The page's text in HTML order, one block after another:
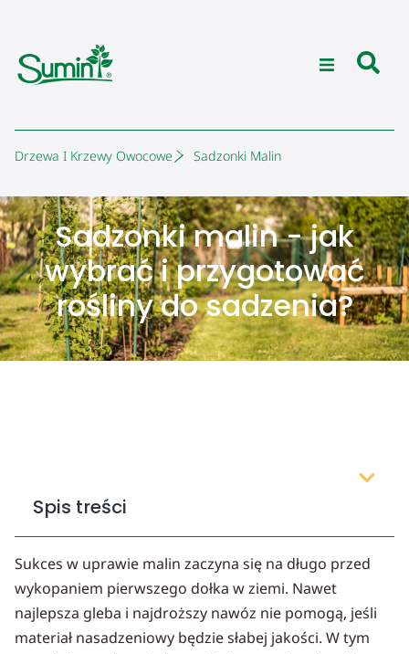
Drzewa I Krzewy Owocowe Sadzonki Malin
Sadzonki malin - jak
wybrać i przygotować
rośliny do sadzenia?
Spis treści
Sukces w uprawie malin zaczyna się na długo przed
wykopaniem pierwszego dołka w ziemi. Nawet
najlepsza gleba i najdroższy nawóz nie pomogą, jeśli
materiał nasadzeniowy będzie słabej jakości. W tym